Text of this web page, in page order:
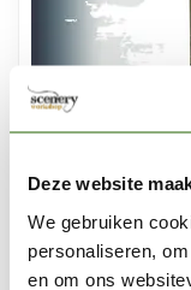
Deze website
We gebruiken
personaliseren,
en om ons
Runic Grey -
Op voorraad